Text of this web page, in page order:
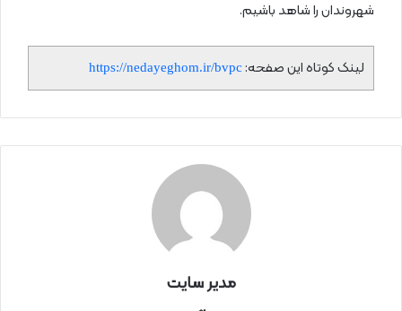
شهروندان را شاهد باشیم.
لینک کوتاه این صفحه: https://nedayeghom.ir/bvpc
مدیر سایت